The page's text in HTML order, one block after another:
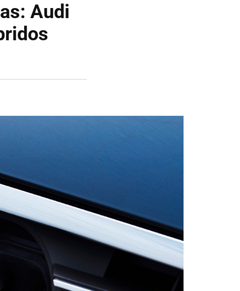
Audi